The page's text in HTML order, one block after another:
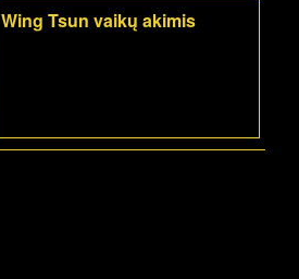
Wing Tsun vaikų akimis